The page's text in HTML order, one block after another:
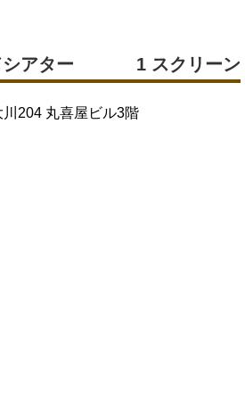
アター 1 スクリーン
204 丸喜屋ビル3階